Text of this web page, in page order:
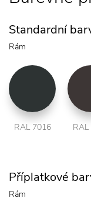
Standardní
Rám
RAL 7016
Příplatkové
Rám